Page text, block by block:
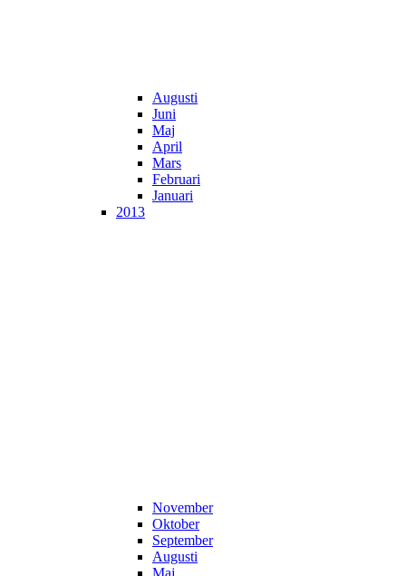
Augusti
Juni
Maj
April
Mars
Februari
Januari
2013
November
Oktober
September
Augusti
Maj